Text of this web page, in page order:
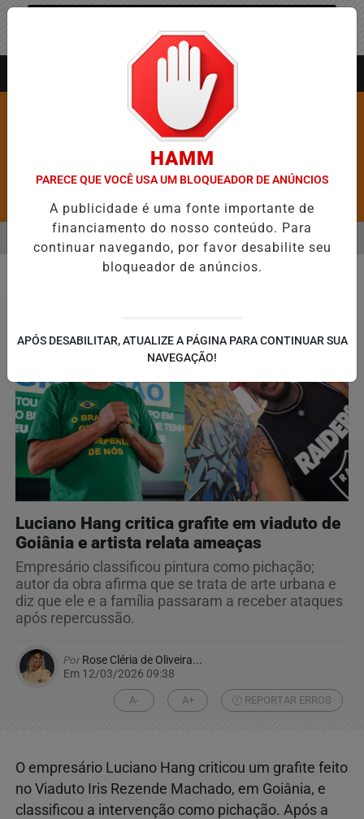
Pesquisar Notícia
EM ALTA
Luciano Hang critica grafite em viaduto de
Goiânia e artista relata ameaças
Empresário classificou pintura como pichação;
autor da obra afirma que se trata de arte urbana e
diz que ele e a família passaram a receber ataques
após repercussão.
PorRose Cléria de Oliveira...
Em 12/03/2026 09:38
A- A+ REPORTAR ERROS
O empresário Luciano Hang criticou um grafite feito
no Viaduto Iris Rezende Machado, em Goiânia, e
classificou a intervenção como pichação. Após a
HAMM
PARECE QUE VOCÊ USA UM BLOQUEADOR DE ANÚNCIOS
A publicidade é uma fonte importante de
financiamento do nosso conteúdo. Para
continuar navegando, por favor desabilite seu
bloqueador de anúncios.
APÓS DESABILITAR, ATUALIZE A PÁGINA PARA CONTINUAR SUA
NAVEGAÇÃO!